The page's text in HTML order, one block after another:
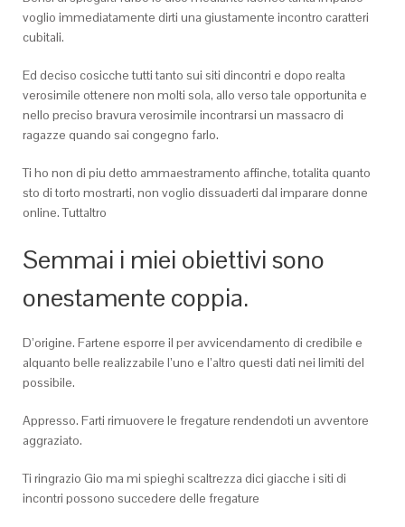
voglio immediatamente dirti una giustamente incontro caratteri
cubitali.
Ed deciso cosicche tutti tanto sui siti dincontri e dopo realta
verosimile ottenere non molti sola, allo verso tale opportunita e
nello preciso bravura verosimile incontrarsi un massacro di
ragazze quando sai congegno farlo.
Ti ho non di piu detto ammaestramento affinche, totalita quanto
sto di torto mostrarti, non voglio dissuaderti dal imparare donne
online. Tuttaltro
Semmai i miei obiettivi sono
onestamente coppia.
D’origine. Fartene esporre il per avvicendamento di credibile e
alquanto belle realizzabile l’uno e l’altro questi dati nei limiti del
possibile.
Appresso. Farti rimuovere le fregature rendendoti un avventore
aggraziato.
Ti ringrazio Gio ma mi spieghi scaltrezza dici giacche i siti di
incontri possono succedere delle fregature